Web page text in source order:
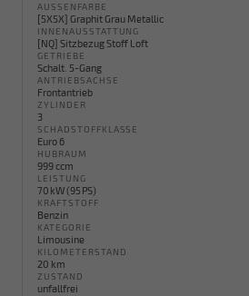
AUSSENFARBE
[5X5X] Graphit Grau Metallic
INNENAUSSTATTUNG
[NQ] Sitzbezug Stoff Loft
GETRIEBE
Schalt. 5-Gang
ANTRIEBSACHSE
Frontantrieb
ZYLINDER
3
SCHADSTOFFKLASSE
Euro 6
HUBRAUM
999 ccm
LEISTUNG
70 kW (95 PS)
KRAFTSTOFF
Benzin
KATEGORIE
Limousine
KILOMETERSTAND
20 km
ZUSTAND
unfallfrei